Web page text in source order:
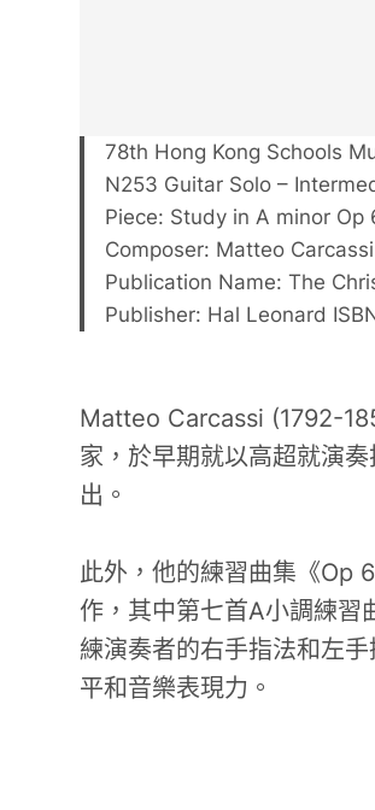
78th Hong Kong Schools
N253 Guitar Solo –
Piece: Study in A minor Op
Composer: Matteo Carcassi
Publication Name: The
Publisher: Hal Leonard
Matteo Carcassi (1792-
家，於早期就以高超就演
出。
此外，他的練習曲集《Op
作，其中第七首A小調練習
練演奏者的右手指法和左
平和音樂表現力。